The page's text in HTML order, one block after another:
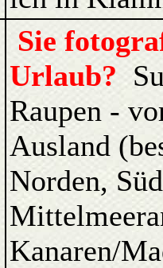
Sie
Urlaub?
Raupen -
Ausland
Norden,
Kanaren/